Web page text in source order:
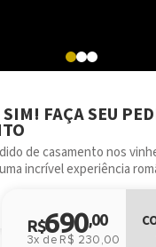
FAÇA SEU
de casamento nos
incrível experiência
R$690,00
3x de R$ 230,00